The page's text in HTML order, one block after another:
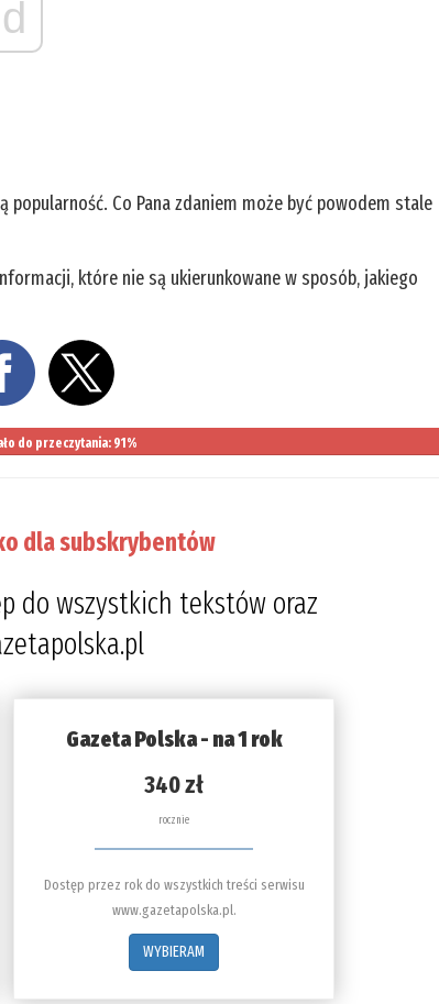
popularność. Co Pana zdaniem może być powodem stale
które nie są ukierunkowane w sposób, jakiego
do przeczytania: 91%
dla subskrybentów
do wszystkich tekstów oraz
Gazeta Polska - na 1 rok
340 zł
rocznie
Dostęp przez rok do wszystkich treści serwisu
www.gazetapolska.pl.
WYBIERAM